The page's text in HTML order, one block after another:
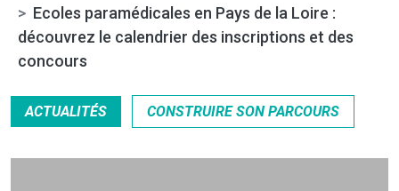
Ecoles paramédicales en Pays de la Loire :
découvrez le calendrier des inscriptions et des
concours
ACTUALITÉS CONSTRUIRE SON PARCOURS